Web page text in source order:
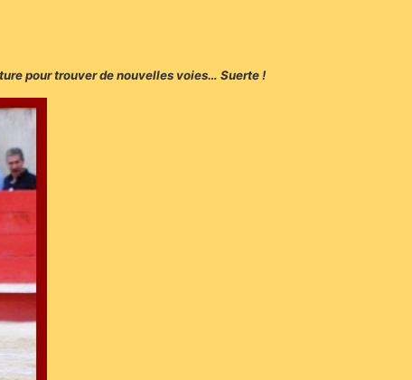
pour trouver de nouvelles voies… Suerte !